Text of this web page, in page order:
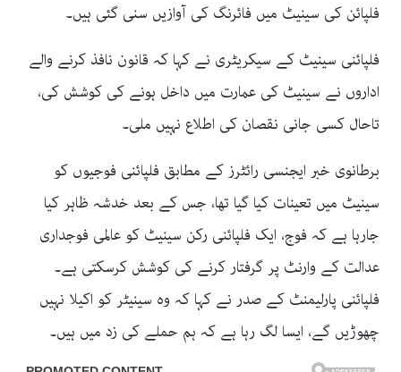
فلپائن کی سینیٹ میں فائرنگ کی آوازیں سنی گئی ہیں۔
فلپائنی سینیٹ کے سیکریٹری نے کہا کہ قانون نافذ کرنے والے
اداروں نے سینیٹ کی عمارت میں داخل ہونے کی کوشش کی،
تاحال کسی جانی نقصان کی اطلاع نہیں ملی۔
برطانوی خبر ایجنسی رائٹرز کے مطابق فلپائنی فوجیوں کو
سینیٹ میں تعینات کیا گیا تھا، جس کے بعد خدشہ ظاہر کیا
جارہا ہے کہ فوج، ایک فلپائنی رکن سینیٹ کو عالمی فوجداری
عدالت کے وارنٹ پر گرفتار کرنے کی کوشش کرسکتی ہے۔
فلپائنی پارلیمنٹ کے صدر نے کہا کہ وہ سینیٹر کو اکیلا نہیں
چھوڑیں گے، ایسا لگ رہا ہے کہ ہم حملے کی زد میں ہیں۔